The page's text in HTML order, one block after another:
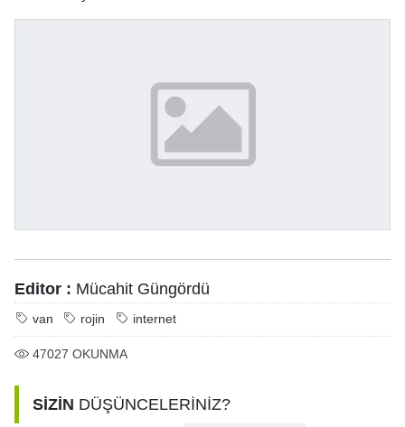
Editor : Mücahit Güngördü
van rojin internet
47027 OKUNMA
SİZİN DÜŞÜNCELERİNİZ?